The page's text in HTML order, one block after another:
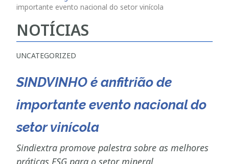
importante evento nacional do setor vinícola
NOTÍCIAS
UNCATEGORIZED
SINDVINHO é anfitrião de
importante evento nacional do
setor vinícola
Sindiextra promove palestra sobre as melhores
práticas ESG para o setor mineral